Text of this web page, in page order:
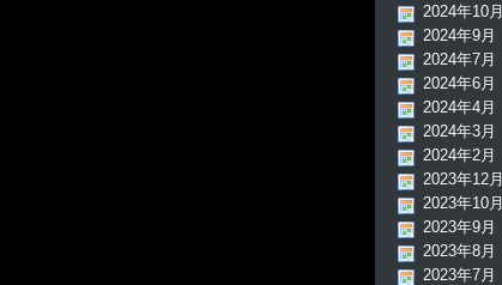
2024年10月
2024年9月
2024年7月
2024年6月
2024年4月
2024年3月
2024年2月
2023年12月
2023年10月
2023年9月
2023年8月
2023年7月